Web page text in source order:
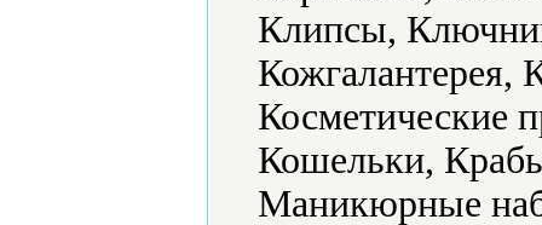
Клипсы,
Кожгалантерея,
Косметические
Кошельки,
Маникюрные